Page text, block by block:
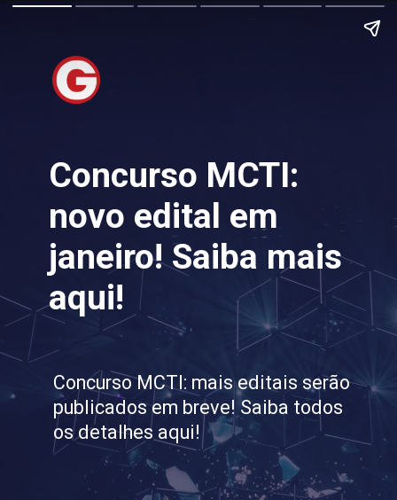
Concurso MCTI:
novo edital em
janeiro! Saiba mais
aqui!
Concurso MCTI: mais editais serão
publicados em breve! Saiba todos
os detalhes aqui!